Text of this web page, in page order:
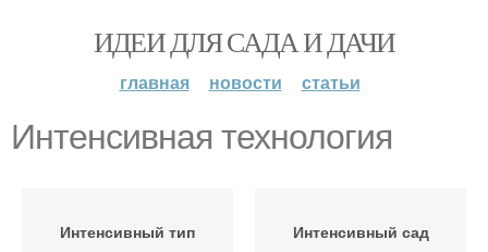
ИДЕИ ДЛЯ САДА И ДАЧИ
главная новости статьи
Интенсивная технология
Интенсивный тип Интенсивный сад